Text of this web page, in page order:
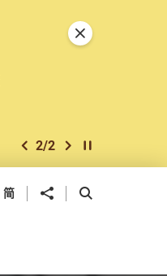
上一個
2/2 下一個開始/暫停幻燈
關閉特別通告
简 分享到 開啟搜尋框